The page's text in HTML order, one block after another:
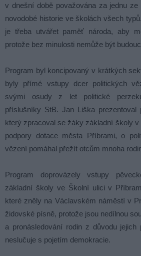
v dnešní době považována za jednu
novodobé historie ve školách všech
je třeba utvářet paměť národa, aby
protože bez minulosti nemůže být
Program byl koncipovaný v krátkých
byly přímé vstupy dcer politických
svými osudy z let politické
příslušníky StB. Jan Liška prezentoval
který zpracoval se žáky základní školy
podpory dotace města Příbrami, o
vězení pomáhal přežít otcům mnoha
Program doprovázely vstupy
základní školy ve Školní ulici v
které zněly na Václavském náměstí v
židovské písně, protože jsou nedílnou
a pronásledování rodin z důvodu
neslučuje s pojetím demokracie.